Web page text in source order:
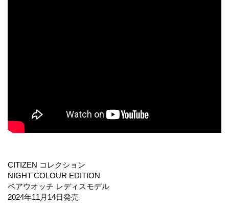
CITIZEN コレクション
NIGHT COLOUR EDITION
ペアウオッチ レディスモデル
2024年11月14日発売